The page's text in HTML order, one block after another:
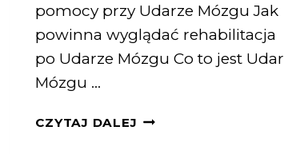
pomocy przy Udarze Mózgu Jak
powinna wyglądać rehabilitacja
po Udarze Mózgu Co to jest Udar
Mózgu …
CZYTAJ DALEJ